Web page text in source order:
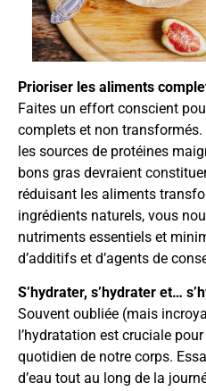
Prioriser les aliments
Faites un effort conscient
complets et non
les sources de protéines
bons gras devraient
réduisant les aliments
ingrédients naturels, vous
nutriments essentiels et
d’additifs et d’agents de
S’hydrater, s’hydrater et…
Souvent oubliée (mais
l’hydratation est cruciale
quotidien de notre corps.
d’eau tout au long de la